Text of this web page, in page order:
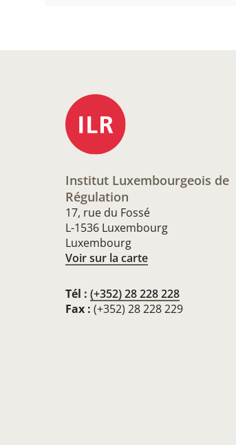
Institut Luxembourgeois de
Régulation
17, rue du Fossé
L-1536 Luxembourg
Luxembourg
Voir sur la carte
Tél : (+352) 28 228 228
Fax : (+352) 28 228 229